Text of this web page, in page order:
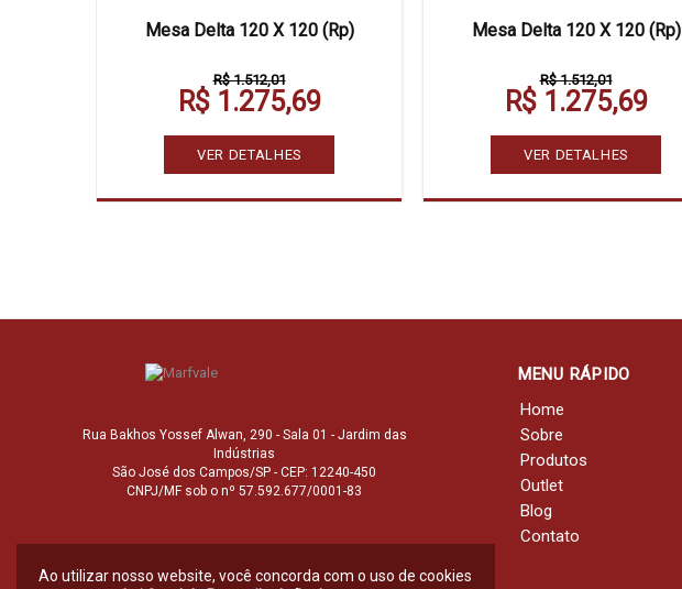
Mesa Delta 120 X 120 (Rp)
R$ 1.512,01
R$ 1.275,69
VER DETALHES
Mesa Delta 120 X 120 (Rp)
R$ 1.512,01
R$ 1.275,69
VER DETALHES
Rua Bakhos Yossef Alwan, 290 - Sala 01 - Jardim das
Indústrias
São José dos Campos/SP - CEP: 12240-450
CNPJ/MF sob o nº 57.592.677/0001-83
MENU RÁPIDO
Home
Sobre
Produtos
Outlet
Blog
Contato
Ao utilizar nosso website, você concorda com o uso de cookies